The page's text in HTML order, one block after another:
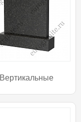
Вертикальные